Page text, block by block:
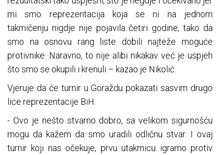
mi smo reprezentacija koja se ni na jednom
takmičenju nigdje nije pojavila četiri godine, tako da
smo na osnovu rang liste dobili najteže moguće
protivnike. Naravno, to nije alibi nikakav već je uspjeh
što smo se okupili i krenuli – kazao je Nikolić.
Vjeruje da će turnir u Goraždu pokazati sasvim drugo
lice reprezentacije BiH.
- Ovo je nešto stvarno dobro, sa velikom sigurnošću
mogu da kažem da smo uradili odličnu stvar. I ovaj
turnir koji nas očekuje, prvu utakmicu igramo protiv